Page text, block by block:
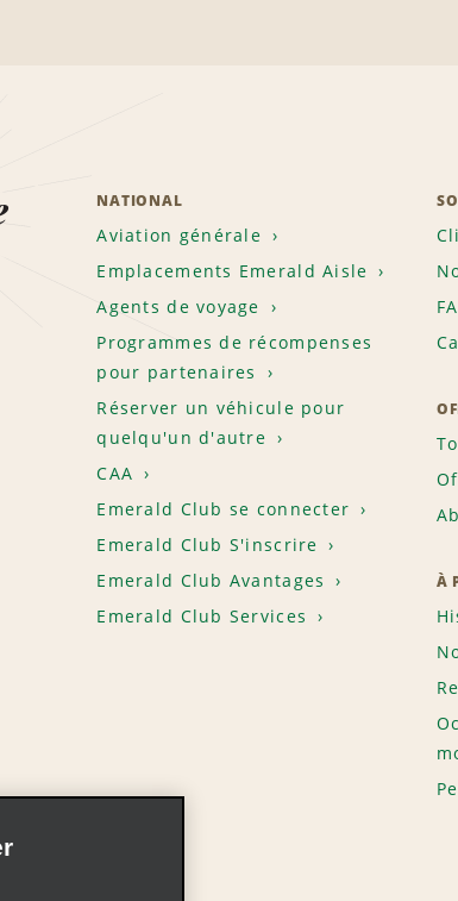
NATIONAL
Aviation générale
Emplacements Emerald Aisle
Agents de voyage
Programmes de récompenses
pour partenaires
Réserver un véhicule pour
quelqu'un d'autre
CAA
Emerald Club se connecter
Emerald Club S'inscrire
Emerald Club Avantages
Emerald Club Services
À